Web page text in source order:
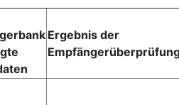
Ergebnis der